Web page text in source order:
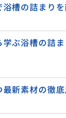
槽の詰まり
ぶ浴槽の詰
新素材の徹